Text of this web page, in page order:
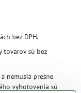
bez DPH.
tovarov sú bez
nemusia presne
vyhotovenia sú